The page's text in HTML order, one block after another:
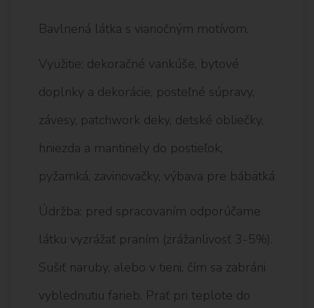
Bavlnená látka s vianočným motívom.
Využitie: dekoračné vankúše, bytové
doplnky a dekorácie, posteľné súpravy,
závesy, patchwork deky, detské obliečky,
hniezda a mantinely do postieľok,
pyžamká, zavinovačky, výbava pre bábätká
Údržba: pred spracovaním odporúčame
látku vyzrážať praním (zrážanlivosť 3-5%).
Sušiť naruby, alebo v tieni, čím sa zabráni
vyblednutiu farieb. Prať pri teplote do